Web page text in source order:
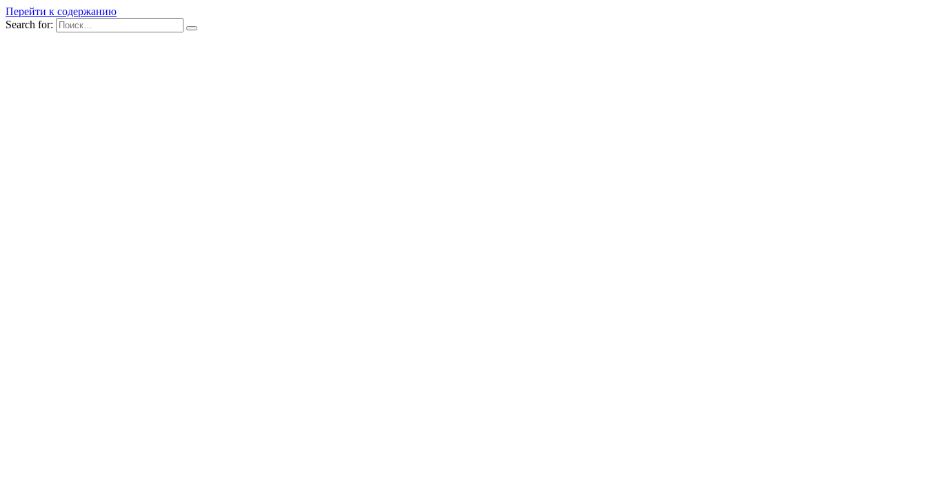
Перейти к содержанию
Search for: